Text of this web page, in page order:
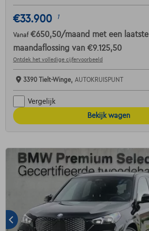
€33.900 1
Vanaf €650,50/maand met een laatste
maandaflossing van €9.125,50
Ontdek het volledige cijfervoorbeeld
3390 Tielt-Winge, AUTOKRUISPUNT
Vergelijk
Bekijk wagen